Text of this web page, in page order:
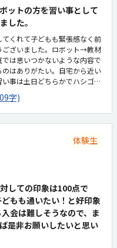
ットの方を習い事として
した。
くれて子どもも緊張感なく前
ございました。ロボット→教材
は思いつかないような内容で
はありがたい。自宅から近い
事は土日どちらかでハシゴす
所だと他の習い事と掛け持ち
ざいません。普通でした。汚
スあたりの定員を聞き忘れて
ませんが、ロボットは、基本
して安くはないかなと思いま
ボットが動いたりして得るも
字)
体験生
しての印象は100点で
もも通いたい！と好印象
会は難しそうなので、ま
是非お願いしたいと思い